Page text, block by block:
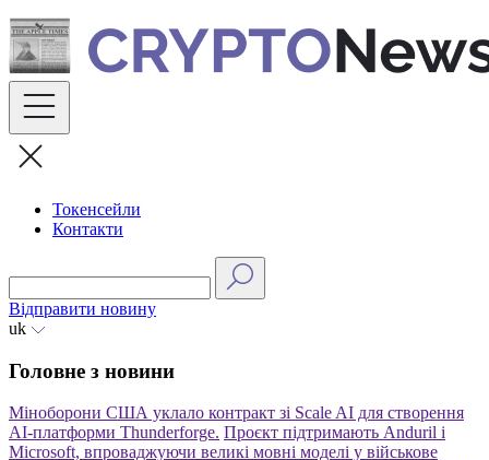
Skip
to
content
Токенсейли
Контакти
Відправити новину
uk
Головне з новини
Міноборони США уклало контракт зі Scale AI для створення
АІ-платформи Thunderforge. Проєкт підтримають Anduril і
Microsoft, впроваджуючи великі мовні моделі у військове